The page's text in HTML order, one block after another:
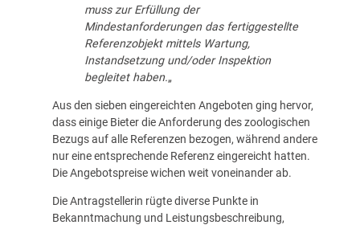
muss zur Erfüllung der
Mindestanforderungen das fertiggestellte
Referenzobjekt mittels Wartung,
Instandsetzung und/oder Inspektion
begleitet haben.„
Aus den sieben eingereichten Angeboten ging hervor,
dass einige Bieter die Anforderung des zoologischen
Bezugs auf alle Referenzen bezogen, während andere
nur eine entsprechende Referenz eingereicht hatten.
Die Angebotspreise wichen weit voneinander ab.
Die Antragstellerin rügte diverse Punkte in
Bekanntmachung und Leistungsbeschreibung,